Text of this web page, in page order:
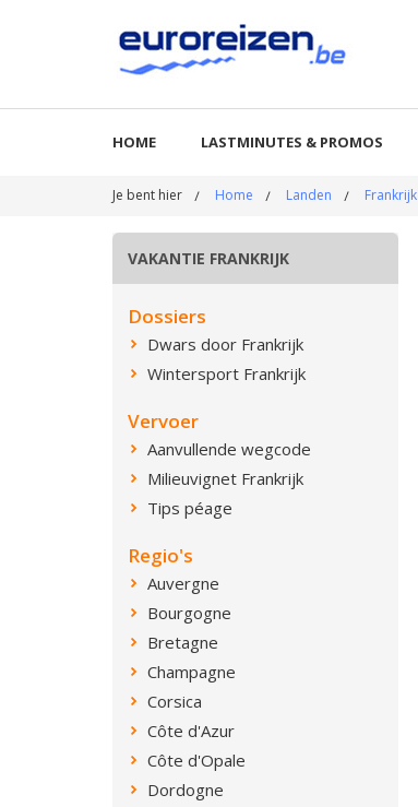
HOME LASTMINUTES & PROMOS
Je bent hier Home Landen Frankrijk
VAKANTIE FRANKRIJK
Dossiers
Dwars door Frankrijk
Wintersport Frankrijk
Vervoer
Aanvullende wegcode
Milieuvignet Frankrijk
Tips péage
Regio's
Auvergne
Bourgogne
Bretagne
Champagne
Corsica
Côte d'Azur
Côte d'Opale
Dordogne